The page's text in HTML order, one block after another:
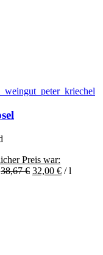
Preis war:
38,67€ 32,00 € /l